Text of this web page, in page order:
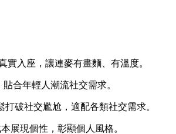
實入座，讓連麥有畫麵、有溫度。
合年輕人潮流社交需求。
破社交尷尬，適配各類社交需求。
展現個性，彰顯個人風格。